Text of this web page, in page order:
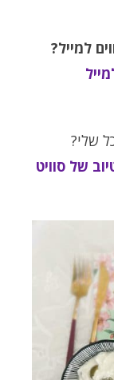
למייל?
שלי?
של סוויט